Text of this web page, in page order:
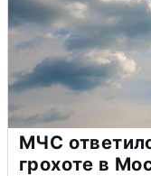
МЧС
грохоте в